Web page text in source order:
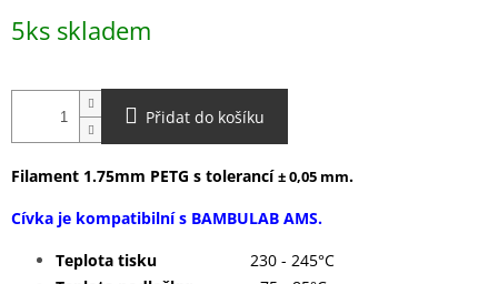
cena:
5ks skladem
Přidat do košíku
Filament 1.75mm PETG s tolerancí± 0,05 mm.
Cívka je kompatibilní s BAMBULAB AMS.
Teplota tisku 230 - 245°C